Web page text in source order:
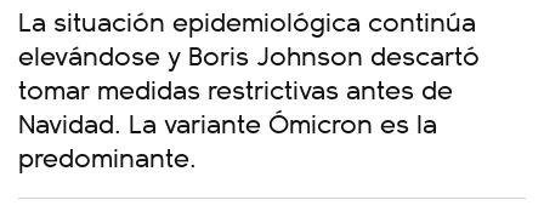
La situación epidemiológica continúa
elevándose y Boris Johnson descartó
tomar medidas restrictivas antes de
Navidad. La variante Ómicron es la
predominante.